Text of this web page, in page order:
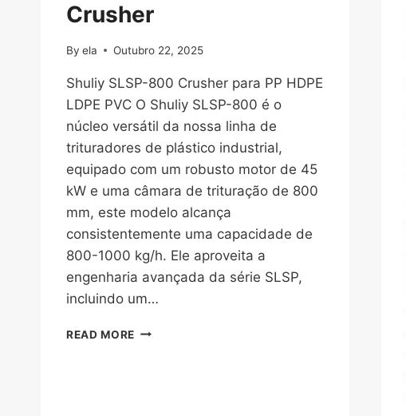
Crusher
By ela Outubro 22, 2025
Shuliy SLSP-800 Crusher para PP HDPE
LDPE PVC O Shuliy SLSP-800 é o
núcleo versátil da nossa linha de
trituradores de plástico industrial,
equipado com um robusto motor de 45
kW e uma câmara de trituração de 800
mm, este modelo alcança
consistentemente uma capacidade de
800-1000 kg/h. Ele aproveita a
engenharia avançada da série SLSP,
incluindo um…
READ MORE SHULIY